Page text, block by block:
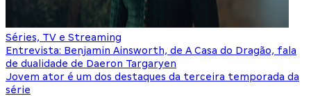
Séries, TV e Streaming
Entrevista: Benjamin Ainsworth, de A Casa do Dragão, fala
de dualidade de Daeron Targaryen
Jovem ator é um dos destaques da terceira temporada da
série